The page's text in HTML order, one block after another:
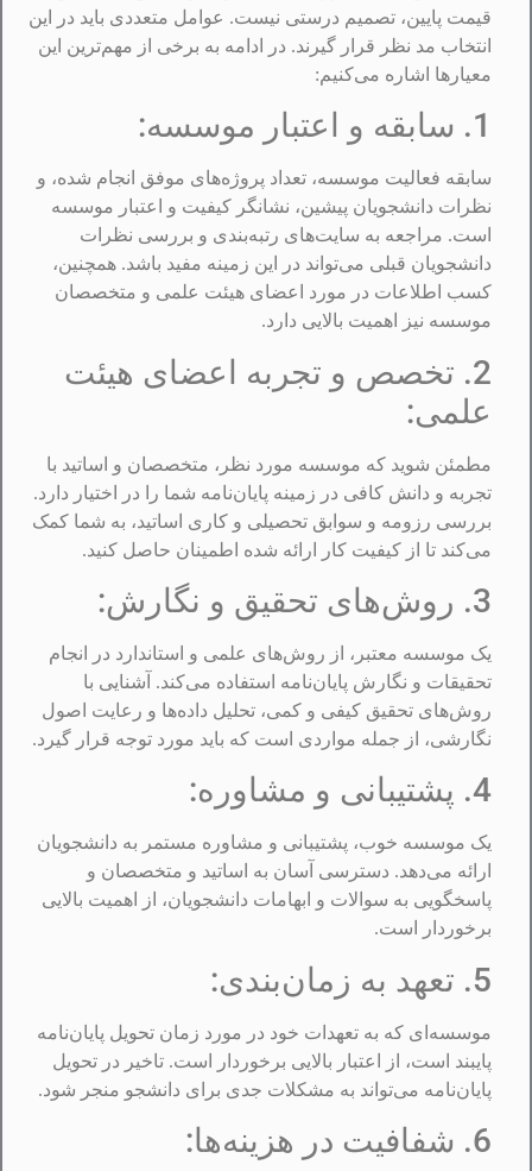
قیمت پایین، تصمیم درستی نیست. عوامل متعددی باید در این
انتخاب مد نظر قرار گیرند. در ادامه به برخی از مهم‌ترین این
معیارها اشاره می‌کنیم:
1. سابقه و اعتبار موسسه:
سابقه فعالیت موسسه، تعداد پروژه‌های موفق انجام شده، و
نظرات دانشجویان پیشین، نشانگر کیفیت و اعتبار موسسه
است. مراجعه به سایت‌های رتبه‌بندی و بررسی نظرات
دانشجویان قبلی می‌تواند در این زمینه مفید باشد. همچنین،
کسب اطلاعات در مورد اعضای هیئت علمی و متخصصان
موسسه نیز اهمیت بالایی دارد.
2. تخصص و تجربه اعضای هیئت
علمی:
مطمئن شوید که موسسه مورد نظر، متخصصان و اساتید با
تجربه و دانش کافی در زمینه پایان‌نامه شما را در اختیار دارد.
بررسی رزومه و سوابق تحصیلی و کاری اساتید، به شما کمک
می‌کند تا از کیفیت کار ارائه شده اطمینان حاصل کنید.
3. روش‌های تحقیق و نگارش:
یک موسسه معتبر، از روش‌های علمی و استاندارد در انجام
تحقیقات و نگارش پایان‌نامه استفاده می‌کند. آشنایی با
روش‌های تحقیق کیفی و کمی، تحلیل داده‌ها و رعایت اصول
نگارشی، از جمله مواردی است که باید مورد توجه قرار گیرد.
4. پشتیبانی و مشاوره:
یک موسسه خوب، پشتیبانی و مشاوره مستمر به دانشجویان
ارائه می‌دهد. دسترسی آسان به اساتید و متخصصان و
پاسخگویی به سوالات و ابهامات دانشجویان، از اهمیت بالایی
برخوردار است.
5. تعهد به زمان‌بندی:
موسسه‌ای که به تعهدات خود در مورد زمان تحویل پایان‌نامه
پایبند است، از اعتبار بالایی برخوردار است. تاخیر در تحویل
پایان‌نامه می‌تواند به مشکلات جدی برای دانشجو منجر شود.
6. شفافیت در هزینه‌ها: